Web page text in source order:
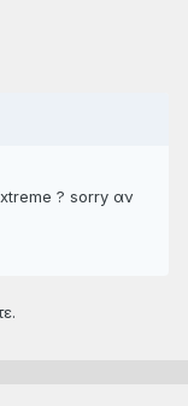
? sorry αν